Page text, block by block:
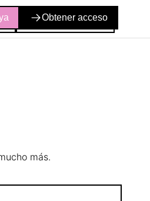
Obtener acceso
más.